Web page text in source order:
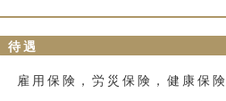
待遇
雇用保険，労災保険，健康保